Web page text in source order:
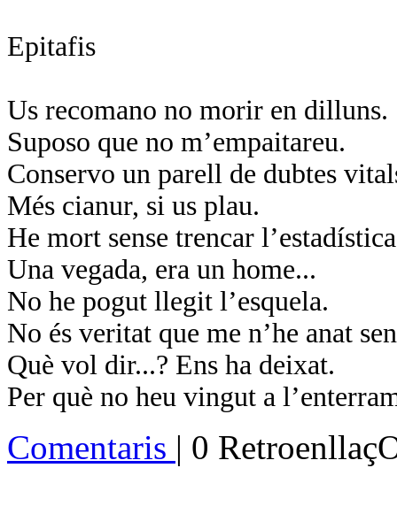
Epitafis
Us recomano no morir en dilluns.
Suposo que no m’empaitareu.
Conservo un parell de dubtes
Més cianur, si us plau.
He mort sense trencar
Una vegada, era un home...
No he pogut llegit l’esquela.
No és veritat que me n’he anat
Què vol dir...? Ens ha deixat.
Per què no heu vingut a
Comentaris | 0